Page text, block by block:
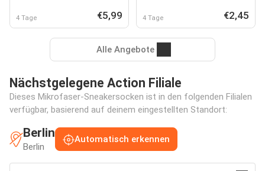
4 Tage €5,99 4 Tage €2,45
Alle Angebote
Nächstgelegene Action Filiale
Dieses Mikrofaser-Sneakersocken ist in den folgenden Filialen
verfügbar, basierend auf deinem eingestellten Standort:
Berlin
Berlin
Automatisch erkennen